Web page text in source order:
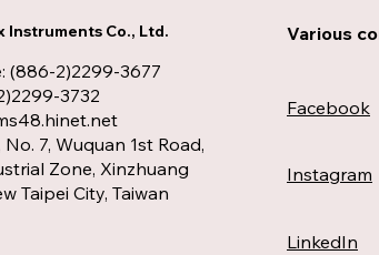
Instruments Co., Ltd.
(886-2)2299-3677
3732
7, Wuquan 1st Road,
Zone, Xinzhuang
Taipei City, Taiwan
Various
Facebook
Instagram
LinkedIn